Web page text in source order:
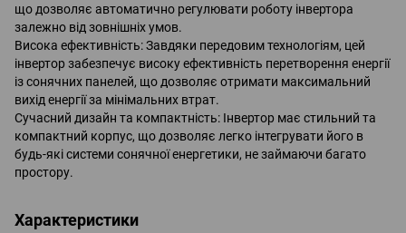
що дозволяє автоматично регулювати роботу інвертора
залежно від зовнішніх умов.
Висока ефективність: Завдяки передовим технологіям, цей
інвертор забезпечує високу ефективність перетворення енергії
із сонячних панелей, що дозволяє отримати максимальний
вихід енергії за мінімальних втрат.
Сучасний дизайн та компактність: Інвертор має стильний та
компактний корпус, що дозволяє легко інтегрувати його в
будь-які системи сонячної енергетики, не займаючи багато
простору.
Характеристики